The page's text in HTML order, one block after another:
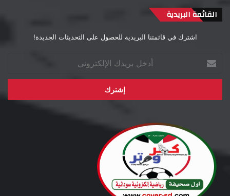
القائمة البريدية
اشترك في قائمتنا البريدية للحصول على التحديثات الجديدة!
بريدك
الإلكتروني